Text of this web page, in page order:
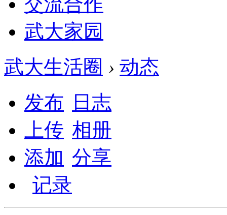
武大家园
武大生活圈 › 动态
发布
日志
上传 相册
添加 分享
记录